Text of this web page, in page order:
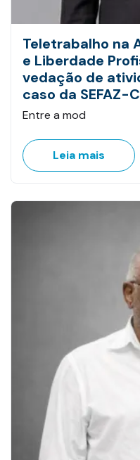
Teletrabalho na
e Liberdade
vedação de
caso da SEFAZ-
Entre a mod
Leia mais